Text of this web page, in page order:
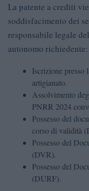
La patente a crediti
soddisfacimento dei
responsabile legale
autonomo richiedente:
Iscrizione presso
artigianato.
Assolvimento
PNRR 2024
Possesso del
corso di validità
Possesso del
(DVR).
Possesso del
(DURF).